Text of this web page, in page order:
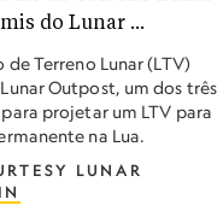
Terreno Lunar (LTV)
Outpost, um dos três
projetar um LTV para
na Lua.
LUNAR